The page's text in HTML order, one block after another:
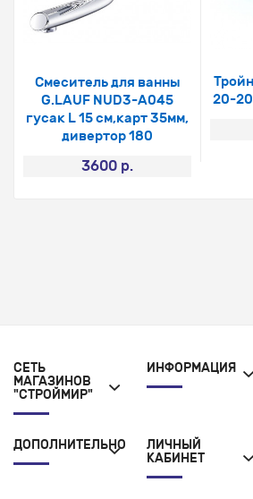
Смеситель для ванны
G.LAUF NUD3-A045
гусак L 15 см,карт 35мм,
дивертор 180
3600 р.
20-
СЕТЬ
МАГАЗИНОВ
"СТРОЙМИР"
ИНФОРМАЦИЯ
ДОПОЛНИТЕЛЬНО
ЛИЧНЫЙ
КАБИНЕТ